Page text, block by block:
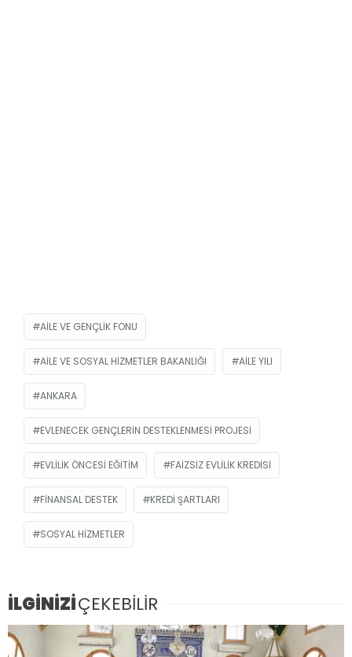
AILE VE GENÇLIK FONU
AILE VE SOSYAL HIZMETLER BAKANLIĞI AILE YILI
ANKARA
EVLENECEK GENÇLERIN DESTEKLENMESI PROJESI
EVLILIK ÖNCESI EĞITIM FAIZSIZ EVLILIK KREDISI
FINANSAL DESTEK KREDI ŞARTLARI
SOSYAL HIZMETLER
İLGİNİZİÇEKEBİLİR